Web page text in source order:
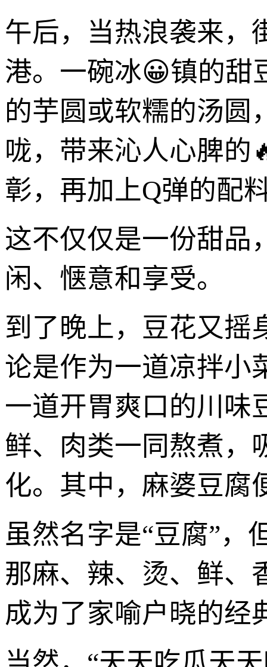
午后，当热浪袭来，
港。一碗冰😀镇的甜
的芋圆或软糯的汤圆
咙，带来沁人心脾的
彰，再加上Q弹的配
这不仅仅是一份甜品
闲、惬意和享受。
到了晚上，豆花又摇
论是作为一道凉拌小
一道开胃爽口的川味
鲜、肉类一同熬煮，
化。其中，麻婆豆腐
虽然名字是“豆腐”，
那麻、辣、烫、鲜、
成为了家喻户晓的经